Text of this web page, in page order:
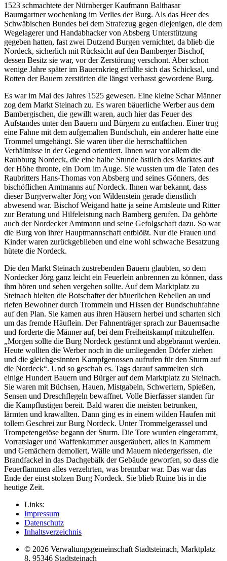
1523 schmachtete der Nürnberger Kaufmann Balthasar
Baumgartner wochenlang im Verlies der Burg. Als das Heer des
Schwäbischen Bundes bei dem Strafezug gegen diejenigen, die dem
Wegelagerer und Handabhacker von Absberg Unterstützung
gegeben hatten, fast zwei Dutzend Burgen vernichtet, da blieb die
Nordeck, sicherlich mit Rücksicht auf den Bamberger Bischof,
dessen Besitz sie war, vor der Zerstörung verschont. Aber schon
wenige Jahre später im Bauernkrieg erfüllte sich das Schicksal, und
Rotten der Bauern zerstörten die längst verhasst gewordene Burg.
Es war im Mai des Jahres 1525 gewesen. Eine kleine Schar Männer
zog dem Markt Steinach zu. Es waren bäuerliche Werber aus dem
Bambergischen, die gewillt waren, auch hier das Feuer des
Aufstandes unter den Bauern und Bürgern zu entfachen. Einer trug
eine Fahne mit dem aufgemalten Bundschuh, ein anderer hatte eine
Trommel umgehängt. Sie waren über die herrschaftlichen
Verhältnisse in der Gegend orientiert. Ihnen war vor allem die
Raubburg Nordeck, die eine halbe Stunde östlich des Marktes auf
der Höhe thronte, ein Dorn im Auge. Sie wussten um die Taten des
Raubritters Hans-Thomas von Absberg und seines Gönners, des
bischöflichen Amtmanns auf Nordeck. Ihnen war bekannt, dass
dieser Burgverwalter Jörg von Wildenstein gerade dienstlich
abwesend war. Bischof Weigand hatte ja seine Amtsleute und Ritter
zur Beratung und Hilfeleistung nach Bamberg gerufen. Da gehörte
auch der Nordecker Amtmann und seine Gefolgschaft dazu. So war
die Burg von ihrer Hauptmannschaft entblößt. Nur die Frauen und
Kinder waren zurückgeblieben und eine wohl schwache Besatzung
hütete die Nordeck.
Die den Markt Steinach zustrebenden Bauern glaubten, so dem
Nordecker Jörg ganz leicht ein Feuerlein anbrennen zu können, dass
ihm hören und sehen vergehen sollte. Auf dem Marktplatz zu
Steinach hielten die Botschafter der bäuerlichen Rebellen an und
riefen Bewohner durch Trommeln und Hissen der Bundschuhfahne
auf den Plan. Sie kamen aus ihren Häusern herbei und scharten sich
um das fremde Häuflein. Der Fahnenträger sprach zur Bauernsache
und forderte die Männer auf, bei dem Freiheitskampf mitzuhelfen.
„Morgen sollte die Burg Nordeck gestürmt und abgebrannt werden.
Heute wollten die Werber noch in die umliegenden Dörfer ziehen
und die gleichgesinnten Kampfgenossen aufrufen für den Sturm auf
die Nordeck“. Und so geschah es. Tags darauf sammelten sich
einige Hundert Bauern und Bürger auf dem Marktplatz zu Steinach.
Sie waren mit Büchsen, Hauen, Mistgabeln, Schwertern, Spießen,
Sensen und Dreschflegeln bewaffnet. Volle Bierfässer standen für
die Kampflustigen bereit. Bald waren die meisten betrunken,
lärmten und krawallten. Dann ging es in einem wilden Haufen mit
tollem Geschrei zur Burg Nordeck. Unter Trommelgerassel und
Trompetengetöse begann der Sturm. Die Tore wurden eingerammt,
Vorratslager und Waffenkammer ausgeräubert, alles in Kammern
und Gemächern demoliert, Wälle und Mauern niedergerissen, die
Brandfackel in das Dachgebälk der Gebäude geworfen, so dass die
Feuerflammen alles verzehrten, was brennbar war. Das war das
Ende der einst stolzen Burg Nordeck. Sie blieb Ruine bis in die
heutige Zeit.
Links:
Impressum
Datenschutz
Inhaltsverzeichnis
© 2026 Verwaltungsgemeinschaft Stadtsteinach, Marktplatz
8, 95346 Stadtsteinach